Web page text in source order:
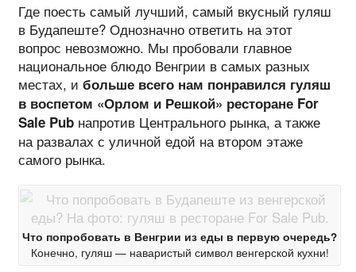
Где поесть самый лучший, самый вкусный гуляш
в Будапеште? Однозначно ответить на этот
вопрос невозможно. Мы пробовали главное
национальное блюдо Венгрии в самых разных
местах, и больше всего нам понравился гуляш
в воспетом «Орлом и Решкой» ресторане For
Sale Pubнапротив Центрального рынка, а также
на развалах с уличной едой на втором этаже
самого рынка.
Что попробовать в Венгрии из еды в первую очередь?
Конечно, гуляш — наваристый символ венгерской кухни!